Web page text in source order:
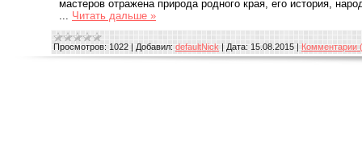
мастеров отражена природа родного края, его история,
... Читать дальше »
Просмотров: 1022 | Добавил: defaultNick | Дата: 15.08.2015 | Комментарии